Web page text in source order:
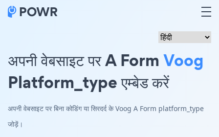
अपनी वेबसाइट पर A Form Voog
Platform_type एम्बेड करें
अपनी वेबसाइट पर बिना कोडिंग या सिरदर्द के Voog A Form platform_type
जोड़ें।